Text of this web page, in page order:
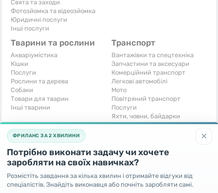
Свята та заходи
Фотозйомка та відеозйомка
Юридичні послуги
Інші послуги
Тварини та рослини
Акваріумістика
Кішки
Послуги
Рослини та дерева
Собаки
Товари для тварин
Інші тварини
Транспорт
Вантажівки та спецтехніка
Запчастини та аксесуари
Комерційний транспорт
Легкові автомобілі
Мото
Повітряний транспорт
Послуги
Яхти, човни, байдарки
Інші транспортні засоби
Хобі та відпочинок
Книги та журнали
Музичні інструменти
Полювання та рибальство
Спорт і відпочинок
Iнше
Готовий бізнес
Устаткування для бізнесу
Iнше
×
ФРИЛАНС ЗА 2 ХВИЛИНИ
Потрібно виконати задачу чи хочете
заробляти на своїх навичках?
Розмістіть завдання за кілька хвилин і отримайте відгуки від
спеціалістів. Знайдіть виконавця або почніть заробляти самі.